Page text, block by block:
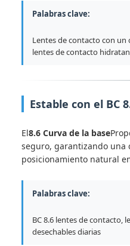
Palabras clave:
Lentes de contacto con un
lentes de contacto
Estable con el BC
El8.6 Curva de la base
seguro, garantizando una
posicionamiento natural
Palabras clave:
BC 8.6 lentes de contacto,
desechables diarias